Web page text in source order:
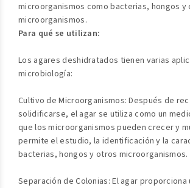
microorganismos como bacterias, hongos y
microorganismos.
Para qué se utilizan:
Los agares deshidratados tienen varias
microbiología:
Cultivo de Microorganismos: Después de
solidificarse, el agar se utiliza como un
que los microorganismos pueden crecer y
permite el estudio, la identificación y la
bacterias, hongos y otros microorganismos.
Separación de Colonias: El agar